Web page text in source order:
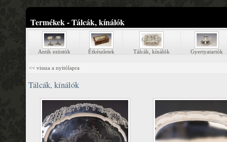
Termékek - Tálcák, kínálók
Antik ezüstök Étkészletek Tálcák, kínálók Gyertyatartók
<< vissza a nyitólapra
Tálcák, kínálók